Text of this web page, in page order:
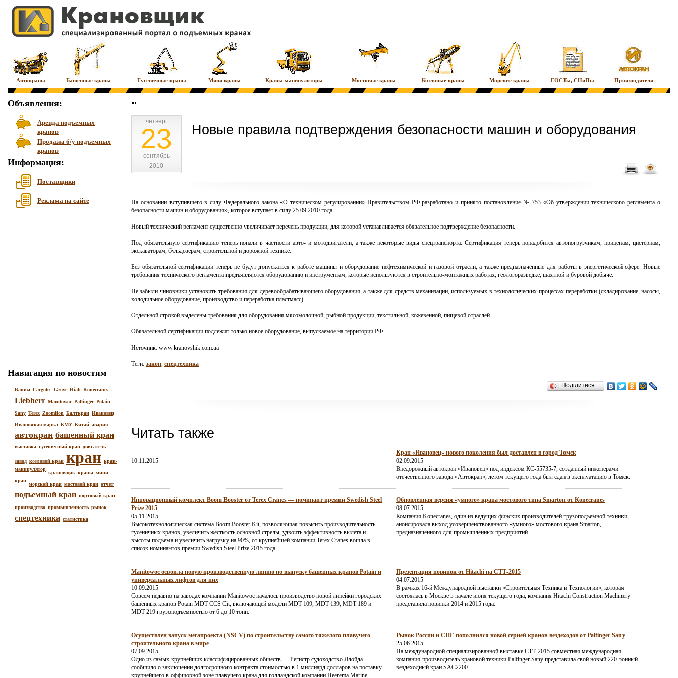
Автокраны Башенные краны Гусеничные краны Мини краны Краны манипуляторы Мостовые краны Козловые краны Морские краны ГОСТы, СНиПы Производители
Объявления:
Аренда подъемных
кранов
Продажа б/у подъемных
кранов
Информация:
Поставщики
Реклама на сайте
Навигация по новостям
Bauma Cargotec Grove Hiab Konecranes
Liebherr Manitowoc Palfinger Potain
Sany Terex Zoomlion Балткран Ивановец
Ивановская марка КМУ Китай авария
автокран башенный кран
выставка гусеничный кран двигатель
завод козловой кран кран кран-
манипулятор крановщик краны мини
кран морской кран мостовой кран отчет
подъемный кран портовый кран
производство промышленность рынок
спецтехника статистика
четверг
четверг
23
сентябрь
сентябрь
2010
2010
Новые правила подтверждения безопасности машин и оборудования
На основании вступившего в силу Федерального закона «О техническом регулировании» Правительством РФ разработано и принято постановление № 753 «Об утверждении технического регламента о
безопасности машин и оборудования», которое вступает в силу 25.09.2010 года.
Новый технический регламент существенно увеличивает перечень продукции, для которой устанавливается обязательное подтверждение безопасности.
Под обязательную сертификацию теперь попали в частности авто- и мотодвигатели, а также некоторые виды спецтранспорта. Сертификация теперь понадобится автопогрузчикам, прицепам, цистернам,
экскаваторам, бульдозерам, строительной и дорожной технике.
Без обязательной сертификации теперь не будут допускаться к работе машины и оборудование нефтехимической и газовой отрасли, а также предназначенные для работы в энергетической сфере. Новые
требования технического регламента предъявляются оборудованию и инструментам, которые используются в строительно-монтажных работах, геологоразведке, шахтной и буровой добыче.
Не забыли чиновники установить требования для деревообрабатывающего оборудования, а также для средств механизации, используемых в технологических процессах переработки (складирование, насосы,
холодильное оборудование, производство и переработка пластмасс).
Отдельной строкой выделены требования для оборудования мясомолочной, рыбной продукции, текстильной, кожевенной, пищевой отраслей.
Обязательной сертификации подлежит только новое оборудование, выпускаемое на территории РФ.
Источник: www.kranovshik.com.ua
Теги: закон, спецтехника
Поділитися…
Читать также
10.11.2015
Кран «Ивановец» нового поколения был доставлен в город Томск
02.09.2015
Внедорожный автокран «Ивановец» под индексом КС-55735-7, созданный инженерами
отечественного завода «Автокран», летом текущего года был сдан в эксплуатацию в Томск.
Инновационный комплект Boom Booster от Terex Cranes — номинант премии Swedish Steel
Prize 2015
05.11.2015
Высокотехнологическая система Boom Booster Kit, позволяющая повысить производительность
гусеничных кранов, увеличить жесткость основной стрелы, удвоить эффективность вылета и
высоты подъема и увеличить нагрузку на 90%, от крупнейшей компании Terex Cranes вошла в
список номинантов премии Swedish Steel Prize 2015 года.
Обновленная версия «умного» крана мостового типа Smarton от Konecranes
08.07.2015
Компания Konecranes, один из ведущих финских производителей грузоподъемной техники,
анонсировала выход усовершенствованного «умного» мостового крана Smarton,
предназначенного для промышленных предприятий.
Manitowoc освоила новую производственную линию по выпуску башенных кранов Potain и
универсальных лифтов для них
10.09.2015
Совсем недавно на заводах компании Manitowoc началось производство новой линейки городских
башенных кранов Potain MDT CCS Cit, включающей модели MDT 109, MDT 139, MDT 189 и
MDT 219 грузоподъемностью от 6 до 10 тонн.
Презентация новинок от Hitachi на СТТ-2015
04.07.2015
В рамках 16-й Международной выставки «Строительная Техника и Технологии», которая
состоялась в Москве в начале июня текущего года, компания Hitachi Construction Machinery
представила новинки 2014 и 2015 года.
Осуществлен запуск мегапроекта (NSCV) по строительству самого тяжелого плавучего
строительного крана в мире
07.09.2015
Одно из самых крупнейших классифицированных обществ — Регистр судоходство Ллойда
сообщило о заключении долгосрочного контракта стоимостью в 1 миллиард долларов на поставку
крупнейшего в оффшорной зоне плавучего крана для голландской компании Heerema Marine
Рынок России и СНГ пополнился новой серией кранов-вездеходов от Palfinger Sany
25.06.2015
На международной специализированной выставке СТТ-2015 совместная международная
компания-производитель крановой техники Palfinger Sany представила свой новый 220-тонный
вездеходный кран SAC2200.